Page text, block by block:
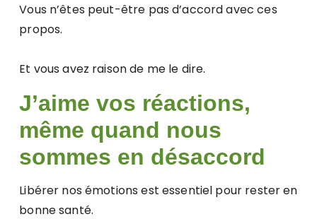
Vous n’êtes peut-être pas d’accord avec ces
propos.
Et vous avez raison de me le dire.
J’aime vos réactions,
même quand nous
sommes en désaccord
Libérer nos émotions est essentiel pour rester en
bonne santé.